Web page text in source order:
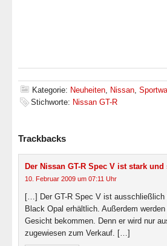
Kategorie: Neuheiten, Nissan,
Stichworte: Nissan GT-R
Trackbacks
Der Nissan GT-R Spec V ist stark und
10. Februar 2009 um 07:11 Uhr
[…] Der GT-R Spec V ist ausschließlich
Black Opal erhältlich. Außerdem
Gesicht bekommen. Denn er wird nur
zugewiesen zum Verkauf. […]